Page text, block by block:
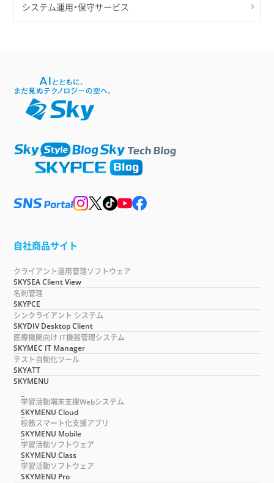
システム運用・保守サービス
自社商品サイト
クライアント運用管理ソフトウェア
SKYSEA Client View
名刺管理
SKYPCE
シンクライアント システム
SKYDIV Desktop Client
医療機関向け IT機器管理システム
SKYMEC IT Manager
テスト自動化ツール
SKYATT
SKYMENU
学習活動端末支援Webシステム
SKYMENU Cloud
校務スマート化支援アプリ
SKYMENU Mobile
学習活動ソフトウェア
SKYMENU Class
学習活動ソフトウェア
SKYMENU Pro